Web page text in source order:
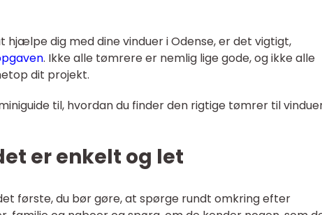
hjælpe dig med dine vinduer i Odense, er det vigtigt,
. Ikke alle tømrere er nemlig lige gode, og ikke alle
dit projekt.
til, hvordan du finder den rigtige tømrer til
er enkelt og let
første, du bør gøre, at spørge rundt omkring efter